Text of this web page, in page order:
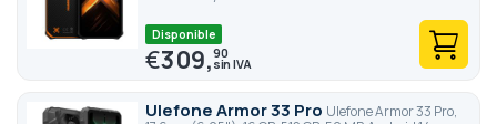
Disponible
€309,90
Ulefone Armor 33 Pro Ulefone Armor 33 Pro,